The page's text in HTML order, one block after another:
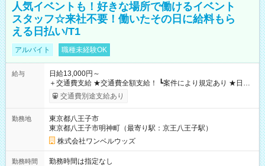
人気イベントも！好きな場所で働けるイベント
スタッフ☆来社不要！働いたその日に給料もら
える日払い/T1
アルバイト 職種未経験OK
給与
日給13,000円～
＋交通費支給 ★交通費全額支給！ ┗案件により規定あり ★日払
いOK！（規定あり） ┗働いたその日に現金GET♪ お仕事後はコ
ンビニATMから 日払い分を引き落とせます！ 【試用期間】試
交通費別途支給あり
勤務地
東京都八王子市
東京都八王子市明神町（最寄り駅：京王八王子駅）
株式会社ワンベルウッズ
勤務時間
勤務時間は指定なし